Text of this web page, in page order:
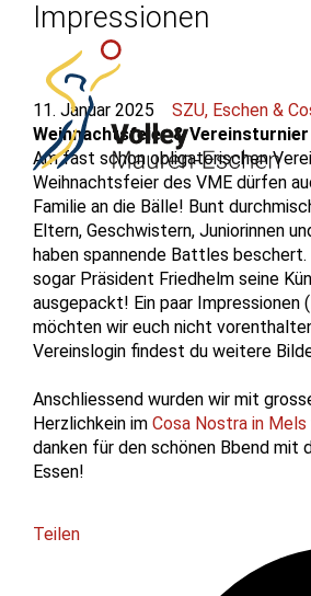
Impressionen
11. Januar 2025 SZU, Eschen &
Weihnachtsfeier & Vereinsturnier
Am fast schon obligatorischen
Weihnachtsfeier des VME dürfen
Familie an die Bälle! Bunt
Eltern, Geschwistern, Juniorinnen
haben spannende Battles beschert.
sogar Präsident Friedhelm seine
ausgepackt! Ein paar Impressionen
möchten wir euch nicht
Vereinslogin findest du weitere
Anschliessend wurden wir mit
Herzlichkein im Cosa Nostra in Mels
danken für den schönen Bbend mit
Essen!
Teilen